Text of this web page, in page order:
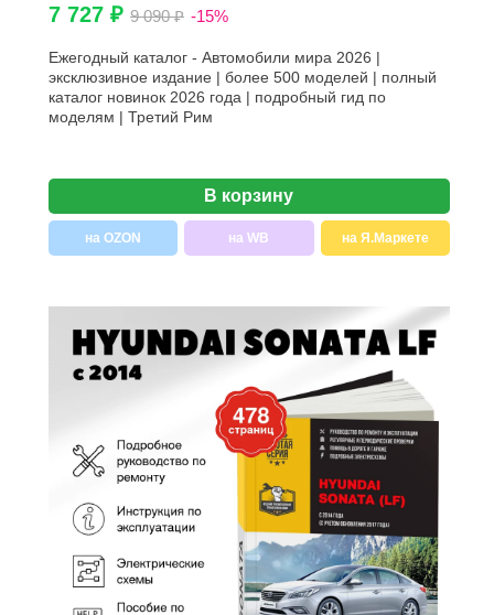
7 727 ₽ 9 090 ₽ -15%
Ежегодный каталог - Автомобили мира 2026 |
эксклюзивное издание | более 500 моделей | полный
каталог новинок 2026 года | подробный гид по
моделям | Третий Рим
В корзину
на OZON на WB на Я.Маркете